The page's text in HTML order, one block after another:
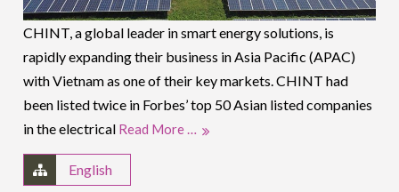
CHINT, a global leader in smart energy solutions, is
rapidly expanding their business in Asia Pacific (APAC)
with Vietnam as one of their key markets. CHINT had
been listed twice in Forbes’ top 50 Asian listed companies
in the electrical Read More …
English